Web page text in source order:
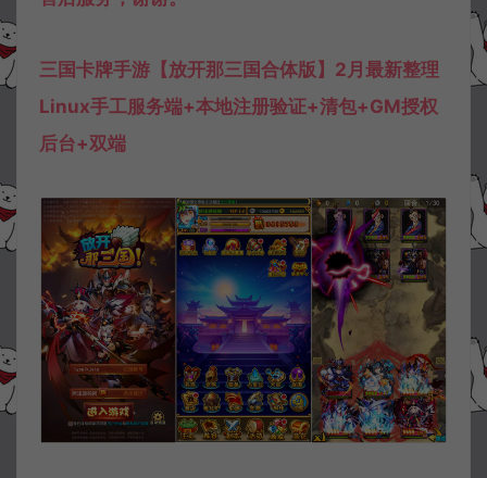
三国卡牌手游【放开那三国合体版】2月最新整理
Linux手工服务端+本地注册验证+清包+GM授权
后台+双端